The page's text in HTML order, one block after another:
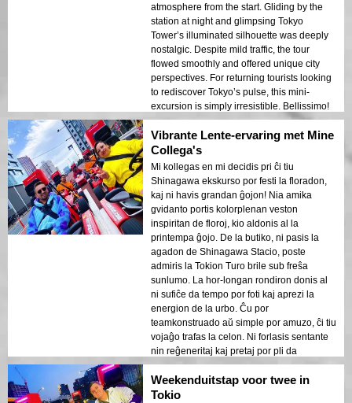
atmosphere from the start. Gliding by the
station at night and glimpsing Tokyo
Tower’s illuminated silhouette was deeply
nostalgic. Despite mild traffic, the tour
flowed smoothly and offered unique city
perspectives. For returning tourists looking
to rediscover Tokyo’s pulse, this mini-
excursion is simply irresistible. Bellissimo!
Vibrante Lente-ervaring met Mine
Collega's
Mi kollegas en mi decidis pri ĉi tiu
Shinagawa ekskurso por festi la floradon,
kaj ni havis grandan ĝojon! Nia amika
gvidanto portis kolorplenan veston
inspiritan de floroj, kio aldonis al la
printempa ĝojo. De la butiko, ni pasis la
agadon de Shinagawa Stacio, poste
admiris la Tokion Turo brile sub freŝa
sunlumo. La hor-longan rondiron donis al
ni sufiĉe da tempo por foti kaj aprezi la
energion de la urbo. Ĉu por
teamkonstruado aŭ simple por amuzo, ĉi tiu
vojaĝo trafas la celon. Ni forlasis sentante
nin reĝeneritaj kaj pretaj por pli da
aventuroj en Tokio!
Weekenduitstap voor twee in
Tokio